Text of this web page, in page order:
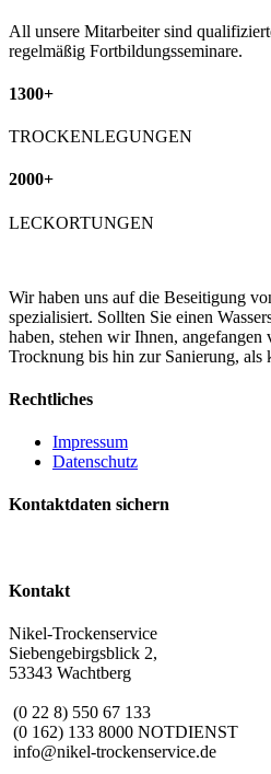
All unsere Mitarbeiter sind
regelmäßig Fortbildungsseminare.
1300+
TROCKENLEGUNGEN
2000+
LECKORTUNGEN
Wir haben uns auf die Beseitigung
spezialisiert. Sollten Sie einen
haben, stehen wir Ihnen,
Trocknung bis hin zur Sanierung, als
Rechtliches
Impressum
Datenschutz
Kontaktdaten sichern
Kontakt
Nikel-Trockenservice
Siebengebirgsblick 2,
53343 Wachtberg
(0 22 8) 550 67 133
(0 162) 133 8000 NOTDIENST
info@nikel-trockenservice.de